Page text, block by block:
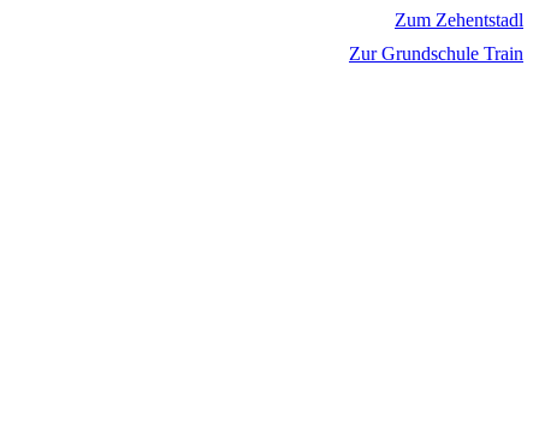
Zum Zehentstadl
Zur Grundschule Train